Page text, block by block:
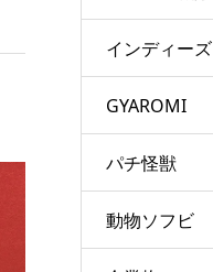
インディーズ
GYAROMI
パチ怪獣
動物ソフビ